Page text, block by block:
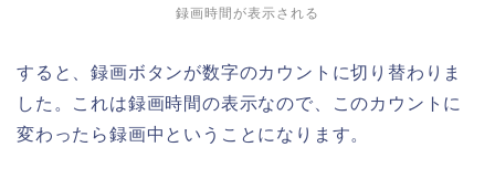
録画時間が表示される
すると、録画ボタンが数字のカウントに切り替わりま
した。これは録画時間の表示なので、このカウントに
変わったら録画中ということになります。